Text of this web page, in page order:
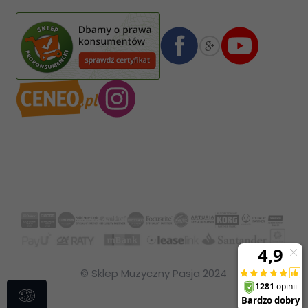
08 1140 2004 0000 3102 4903 0792
© Sklep Muzyczny Pasja 2024